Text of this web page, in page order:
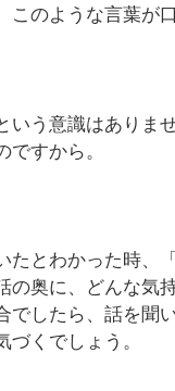
このような言葉が
いう意識はありま
すから。
たとわかった時、
の奥に、どんな気
でしたら、話を聞
くでしょう。